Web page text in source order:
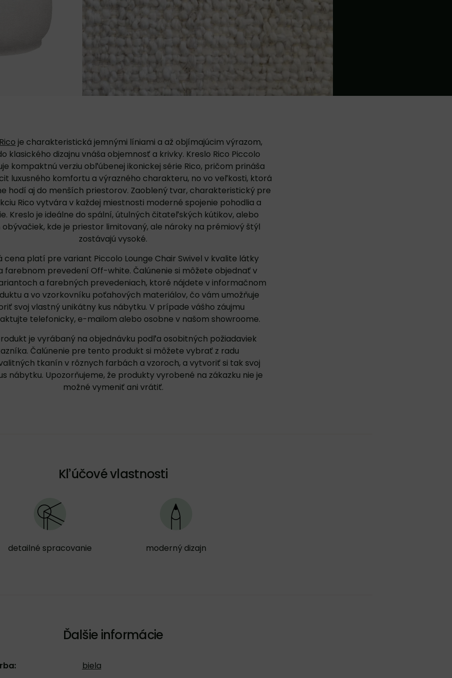
je charakteristická jemnými líniami a až objímajúcim výrazom,
klasického dizajnu vnáša objemnosť a krivky. Kreslo Rico Piccolo
kompaktnú verziu obľúbenej ikonickej série Rico, pričom prináša
luxusného komfortu a výrazného charakteru, no vo veľkosti, ktorá
hodí aj do menších priestorov. Zaoblený tvar, charakteristický pre
Rico vytvára v každej miestnosti moderné spojenie pohodlia a
Kreslo je ideálne do spální, útulných čitateľských kútikov, alebo
kde je priestor limitovaný, ale nároky na prémiový štýl
zostávajú vysoké.
cena platí pre variant Piccolo Lounge Chair Swivel v kvalite látky
farebnom prevedení Off-white. Čalúnenie si môžete objednať v
a farebných prevedeniach, ktoré nájdete vinformačnom
a vo vzorkovníku poťahových materiálov, čo vám umožňuje
svoj vlastný unikátny kus nábytku. V prípade vášho záujmu
telefonicky, e-mailom alebo osobne v našom showroome.
je vyrábaný na objednávku podľa osobitných požiadaviek
Čalúnenie pre tento produkt si môžete vybrať z radu
tkanín v rôznych farbách a vzoroch, a vytvoriť si tak svoj
nábytku. Upozorňujeme, že produkty vyrobené na zákazku nie je
možné vymeniť ani vrátiť.
Kľúčové vlastnosti
detailné spracovanie moderný dizajn
Ďalšie informácie
biela